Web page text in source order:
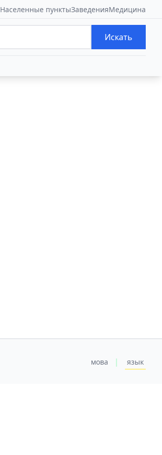
Населенные пунктыЗаведенияМедицина
Искать
мова | язык